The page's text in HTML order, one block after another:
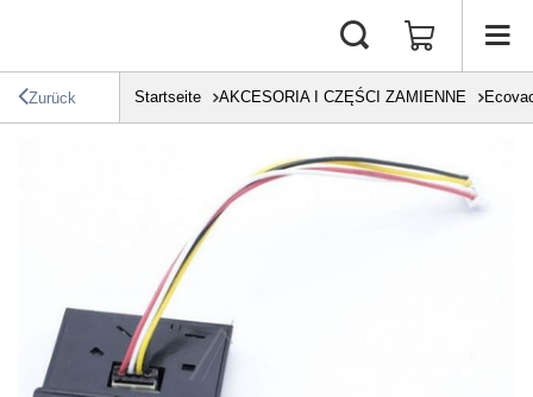
Zurück Startseite AKCESORIA I CZĘŚCI ZAMIENNE